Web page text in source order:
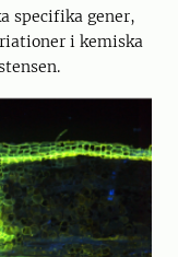
specifika gener,
i kemiska